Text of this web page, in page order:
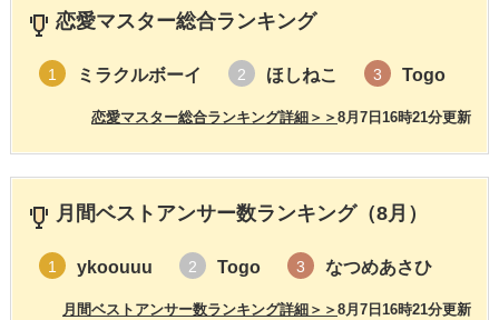
恋愛マスター総合ランキング
1 ミラクルボーイ 2 ほしねこ 3 Togo
8月7日16時21分更新
恋愛マスター総合ランキング詳細＞＞
月間ベストアンサー数ランキング（8月）
1 ykoouuu 2 Togo 3 なつめあさひ
8月7日16時21分更新
月間ベストアンサー数ランキング詳細＞＞